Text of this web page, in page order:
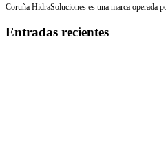
Coruña HidraSoluciones es una marca operada
Entradas recientes